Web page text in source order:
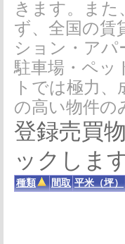
きます。また
ず、全国の賃
ション・アパ
駐車場・ペッ
トでは極力
の高い物件の
登録売買
ックしま
種類 間取 平米（坪）